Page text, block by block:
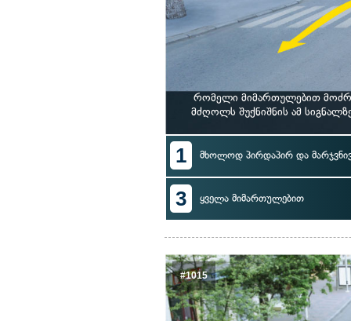
რომელი მიმართულებით
მძღოლს შუქნიშნის ამ
1 მხოლოდ პირდაპირ და
3 ყველა მიმართულებით
#1015